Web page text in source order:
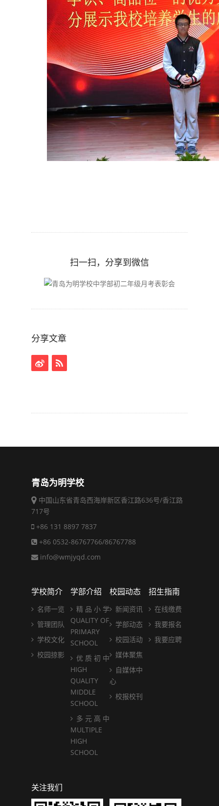
扫一扫，分享到微信
分享文章
青岛为明学校
中国山东省青岛西海岸新区香江路636号/香江路
717号
+86 131 8897 7837
+86 0532-86767766/86767788
info@wmjyqd.com
学校简介
名师一览
管理团队
学校文化
校园掠影
学部介绍
精 品 小 学
QUALITY OF
PRIMARY
SCHOOL
优 质 初 中
HIGH
QUALITY
MIDDLE
SCHOOL
多 元 高 中
MULTIPLE
HIGH
SCHOOL
校园动态
新闻资讯
学部动态
校园活动
媒体聚焦
自媒体中
心
校报校刊
招生指南
在线缴费
我要报名
我要应聘
关注我们